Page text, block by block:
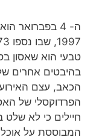
ה- 4 בפברואר
טבעי הוא שאסון
בהיבטים אחרים
הכאב, עצם
הפרדוקסלי של
חיילים כי לא שלט
המבוססת על